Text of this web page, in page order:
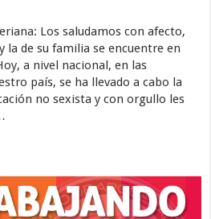
Los saludamos con afecto,
la de su familia se encuentre en
a nivel nacional, en las
país, se ha llevado a cabo la
no sexista y con orgullo les